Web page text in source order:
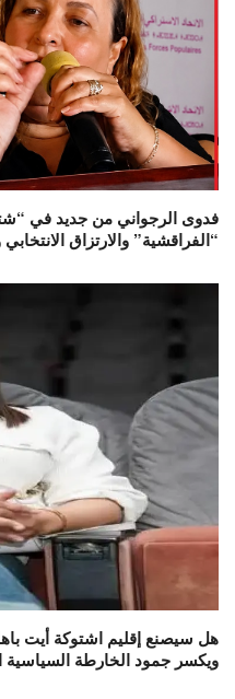
فدوى الرجواني من جديد في
“الفراقشية” والارتزاق
هل سيصنع إقليم اشتوكة أيت
ويكسر جمود الخارطة السياسية